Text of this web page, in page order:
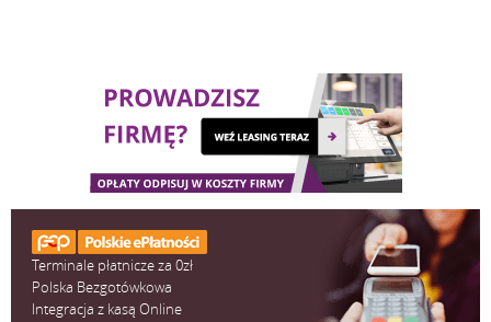
Terminale płatnicze za 0zł
Polska Bezgotówkowa
Integracja z kasą Online